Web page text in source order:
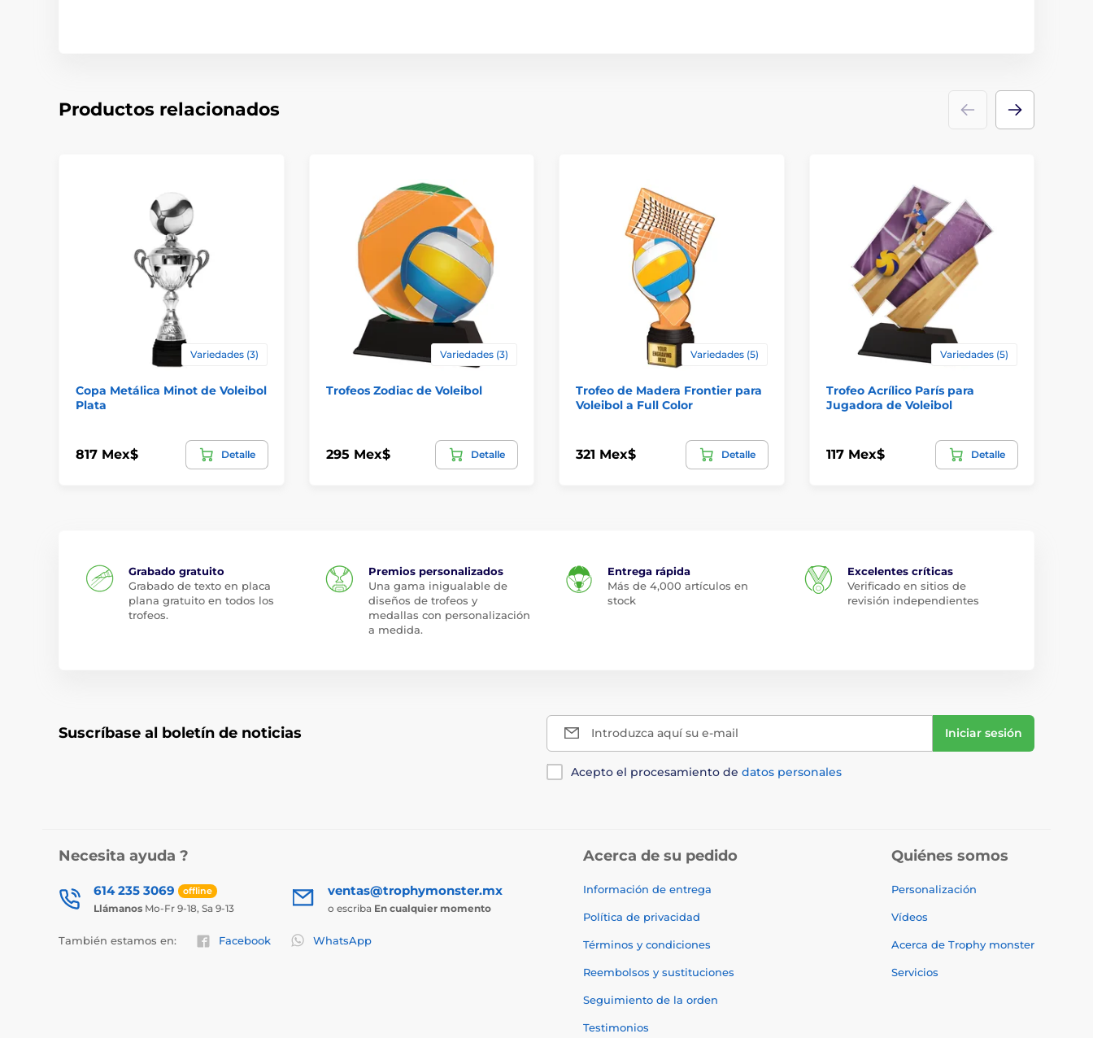
Productos relacionados
Variedades (3)
Copa Metálica Minot de Voleibol
Plata
817 Mex$ Detalle
Variedades (3)
Trofeos Zodiac de Voleibol
295 Mex$ Detalle
Variedades (5)
Trofeo de Madera Frontier para
Voleibol a Full Color
321 Mex$ Detalle
Variedades (5)
Trofeo Acrílico París para
Jugadora de Voleibol
117 Mex$ Detalle
Grabado gratuito
Grabado de texto en placa
plana gratuito en todos los
trofeos.
Premios personalizados
Una gama inigualable de
diseños de trofeos y
medallas con personalización
a medida.
Entrega rápida
Más de 4,000 artículos en
stock
Excelentes críticas
Verificado en sitios de
revisión independientes
Suscríbase al boletín de noticias Introduzca aquí su e-mail Iniciar sesión
Acepto el procesamiento de datos personales
Necesita ayuda ?
614 235 3069 offline
Llámanos Mo-Fr 9-18, Sa 9-13
ventas@trophymonster.mx
o escriba En cualquier momento
También estamos en: Facebook WhatsApp
Acerca de su pedido
Información de entrega
Política de privacidad
Términos y condiciones
Reembolsos y sustituciones
Seguimiento de la orden
Testimonios
Quiénes somos
Personalización
Vídeos
Acerca de Trophy monster
Servicios